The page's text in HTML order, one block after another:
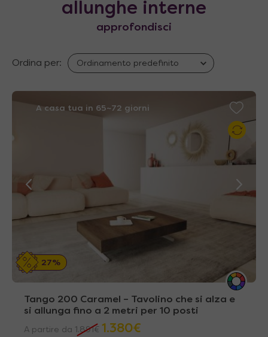
allunghe interne
approfondisci
Ordina per:
A casa tua in 65~72 giorni
27%
Tango 200 Caramel – Tavolino che si alza e
si allunga fino a 2 metri per 10 posti
A partire da 1.891 € 1.380€